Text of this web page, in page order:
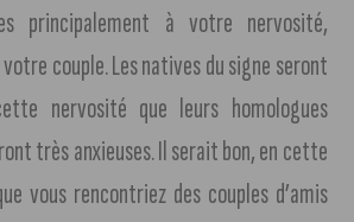
principalement à votre nervosité,
couple. Les natives du signe seront
nervosité que leurs homologues
très anxieuses. Il serait bon, en cette
vous rencontriez des couples d’amis